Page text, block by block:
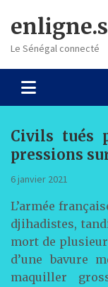
content
Le Sénégal connecté
Civils tués
pressions
6 janvier 2021
L’armée
djihadistes,
mort de
d’une bavure
maquiller